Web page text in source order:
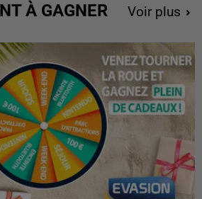
À GAGNER Voir plus